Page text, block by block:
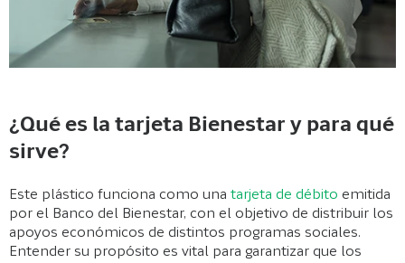
¿Qué es la tarjeta Bienestar y para qué
sirve?
Este plástico funciona como una tarjeta de débito emitida
por el Banco del Bienestar, con el objetivo de distribuir los
apoyos económicos de distintos programas sociales.
Entender su propósito es vital para garantizar que los